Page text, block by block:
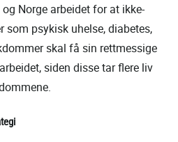
Norge arbeidet for at ikke-
psykisk uhelse, diabetes,
skal få sin rettmessige
siden disse tar flere liv